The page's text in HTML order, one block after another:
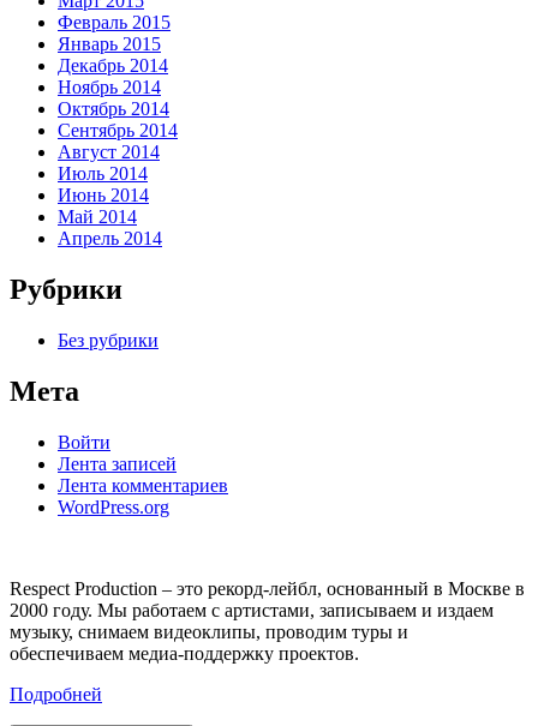
Февраль 2015
Январь 2015
Декабрь 2014
Ноябрь 2014
Октябрь 2014
Сентябрь 2014
Август 2014
Июль 2014
Июнь 2014
Май 2014
Апрель 2014
Рубрики
Без рубрики
Мета
Войти
Лента записей
Лента комментариев
WordPress.org
Respect Production – это рекорд-лейбл, основанный в Москве в
2000 году. Мы работаем с артистами, записываем и издаем
музыку, снимаем видеоклипы, проводим туры и
обеспечиваем медиа-поддержку проектов.
Подробней